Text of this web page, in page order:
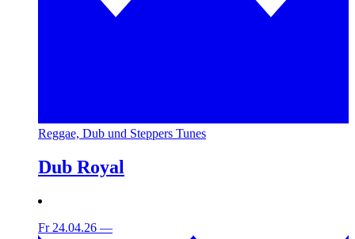
Reggae, Dub und Steppers Tunes
Dub Royal
Fr 24.04.26 —